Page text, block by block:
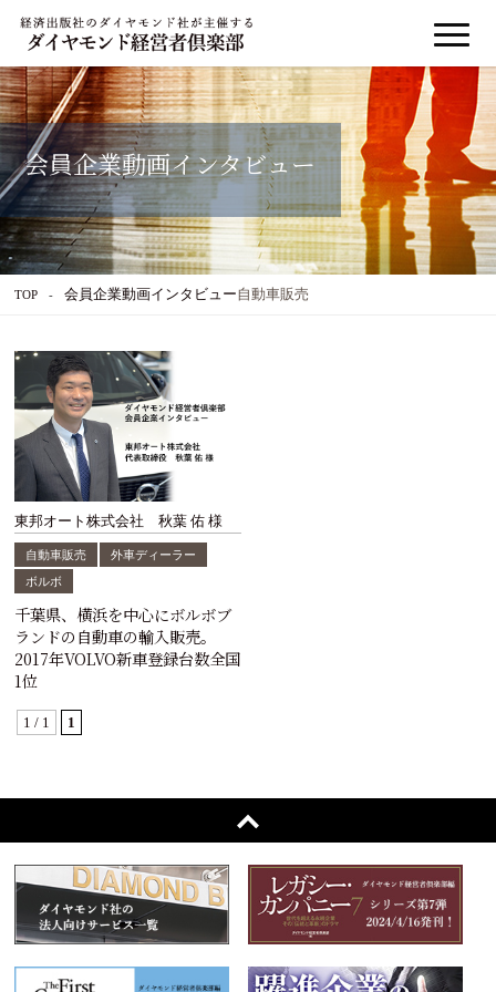
会員企業動画インタビュー
TOP 会員企業動画インタビュー自動車販売
東邦オート株式会社 秋葉 佑 様
自動車販売
外車ディーラー
ボルボ
千葉県、横浜を中心にボルボブ
ランドの自動車の輸入販売。
2017年VOLVO新車登録台数全国
1位
1 / 1 1